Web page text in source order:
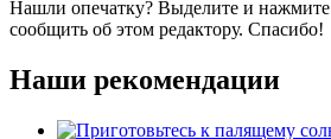
Нашли опечатку? Выделите и нажмите
сообщить об этом редактору. Спасибо!
Наши рекомендации